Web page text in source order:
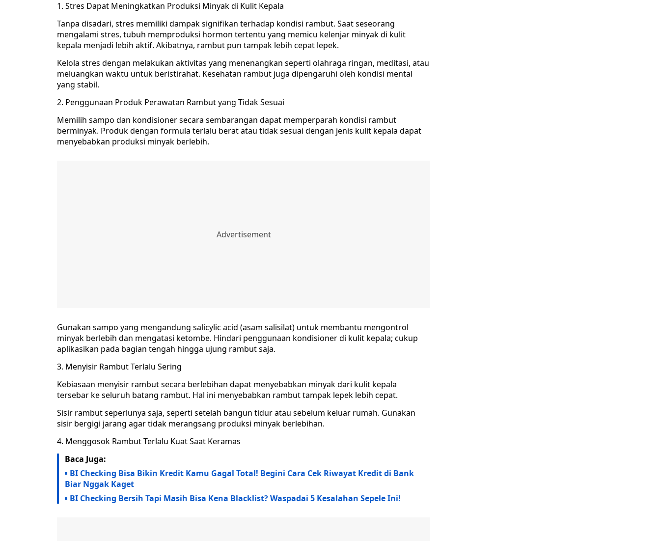
1. Stres Dapat Meningkatkan Produksi Minyak di Kulit Kepala
Tanpa disadari, stres memiliki dampak signifikan terhadap kondisi rambut. Saat seseorang
mengalami stres, tubuh memproduksi hormon tertentu yang memicu kelenjar minyak di kulit
kepala menjadi lebih aktif. Akibatnya, rambut pun tampak lebih cepat lepek.
Kelola stres dengan melakukan aktivitas yang menenangkan seperti olahraga ringan, meditasi, atau
meluangkan waktu untuk beristirahat. Kesehatan rambut juga dipengaruhi oleh kondisi mental
yang stabil.
2. Penggunaan Produk Perawatan Rambut yang Tidak Sesuai
Memilih sampo dan kondisioner secara sembarangan dapat memperparah kondisi rambut
berminyak. Produk dengan formula terlalu berat atau tidak sesuai dengan jenis kulit kepala dapat
menyebabkan produksi minyak berlebih.
Gunakan sampo yang mengandung salicylic acid (asam salisilat) untuk membantu mengontrol
minyak berlebih dan mengatasi ketombe. Hindari penggunaan kondisioner di kulit kepala; cukup
aplikasikan pada bagian tengah hingga ujung rambut saja.
3. Menyisir Rambut Terlalu Sering
Kebiasaan menyisir rambut secara berlebihan dapat menyebabkan minyak dari kulit kepala
tersebar ke seluruh batang rambut. Hal ini menyebabkan rambut tampak lepek lebih cepat.
Sisir rambut seperlunya saja, seperti setelah bangun tidur atau sebelum keluar rumah. Gunakan
sisir bergigi jarang agar tidak merangsang produksi minyak berlebihan.
4. Menggosok Rambut Terlalu Kuat Saat Keramas
Baca Juga:
BI Checking Bisa Bikin Kredit Kamu Gagal Total! Begini Cara Cek Riwayat Kredit di Bank
Biar Nggak Kaget
BI Checking Bersih Tapi Masih Bisa Kena Blacklist? Waspadai 5 Kesalahan Sepele Ini!